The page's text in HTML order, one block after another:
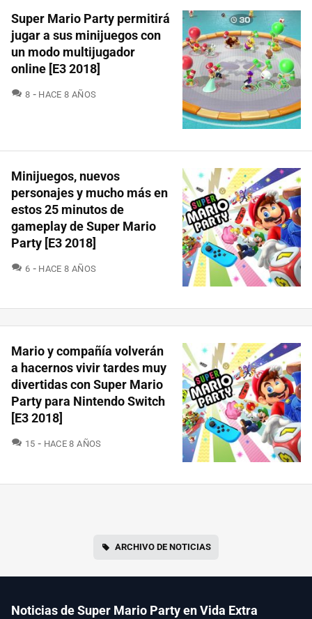
Super Mario Party permitirá
jugar a sus minijuegos con
un modo multijugador
online [E3 2018]
8 COMENTARIOS
HACE 8 AÑOS
Minijuegos, nuevos
personajes y mucho más en
estos 25 minutos de
gameplay de Super Mario
Party [E3 2018]
6 COMENTARIOS
HACE 8 AÑOS
Mario y compañía volverán
a hacernos vivir tardes muy
divertidas con Super Mario
Party para Nintendo Switch
[E3 2018]
15 COMENTARIOS
HACE 8 AÑOS
ARCHIVO DE NOTICIAS
Noticias de Super Mario Party en Vida Extra